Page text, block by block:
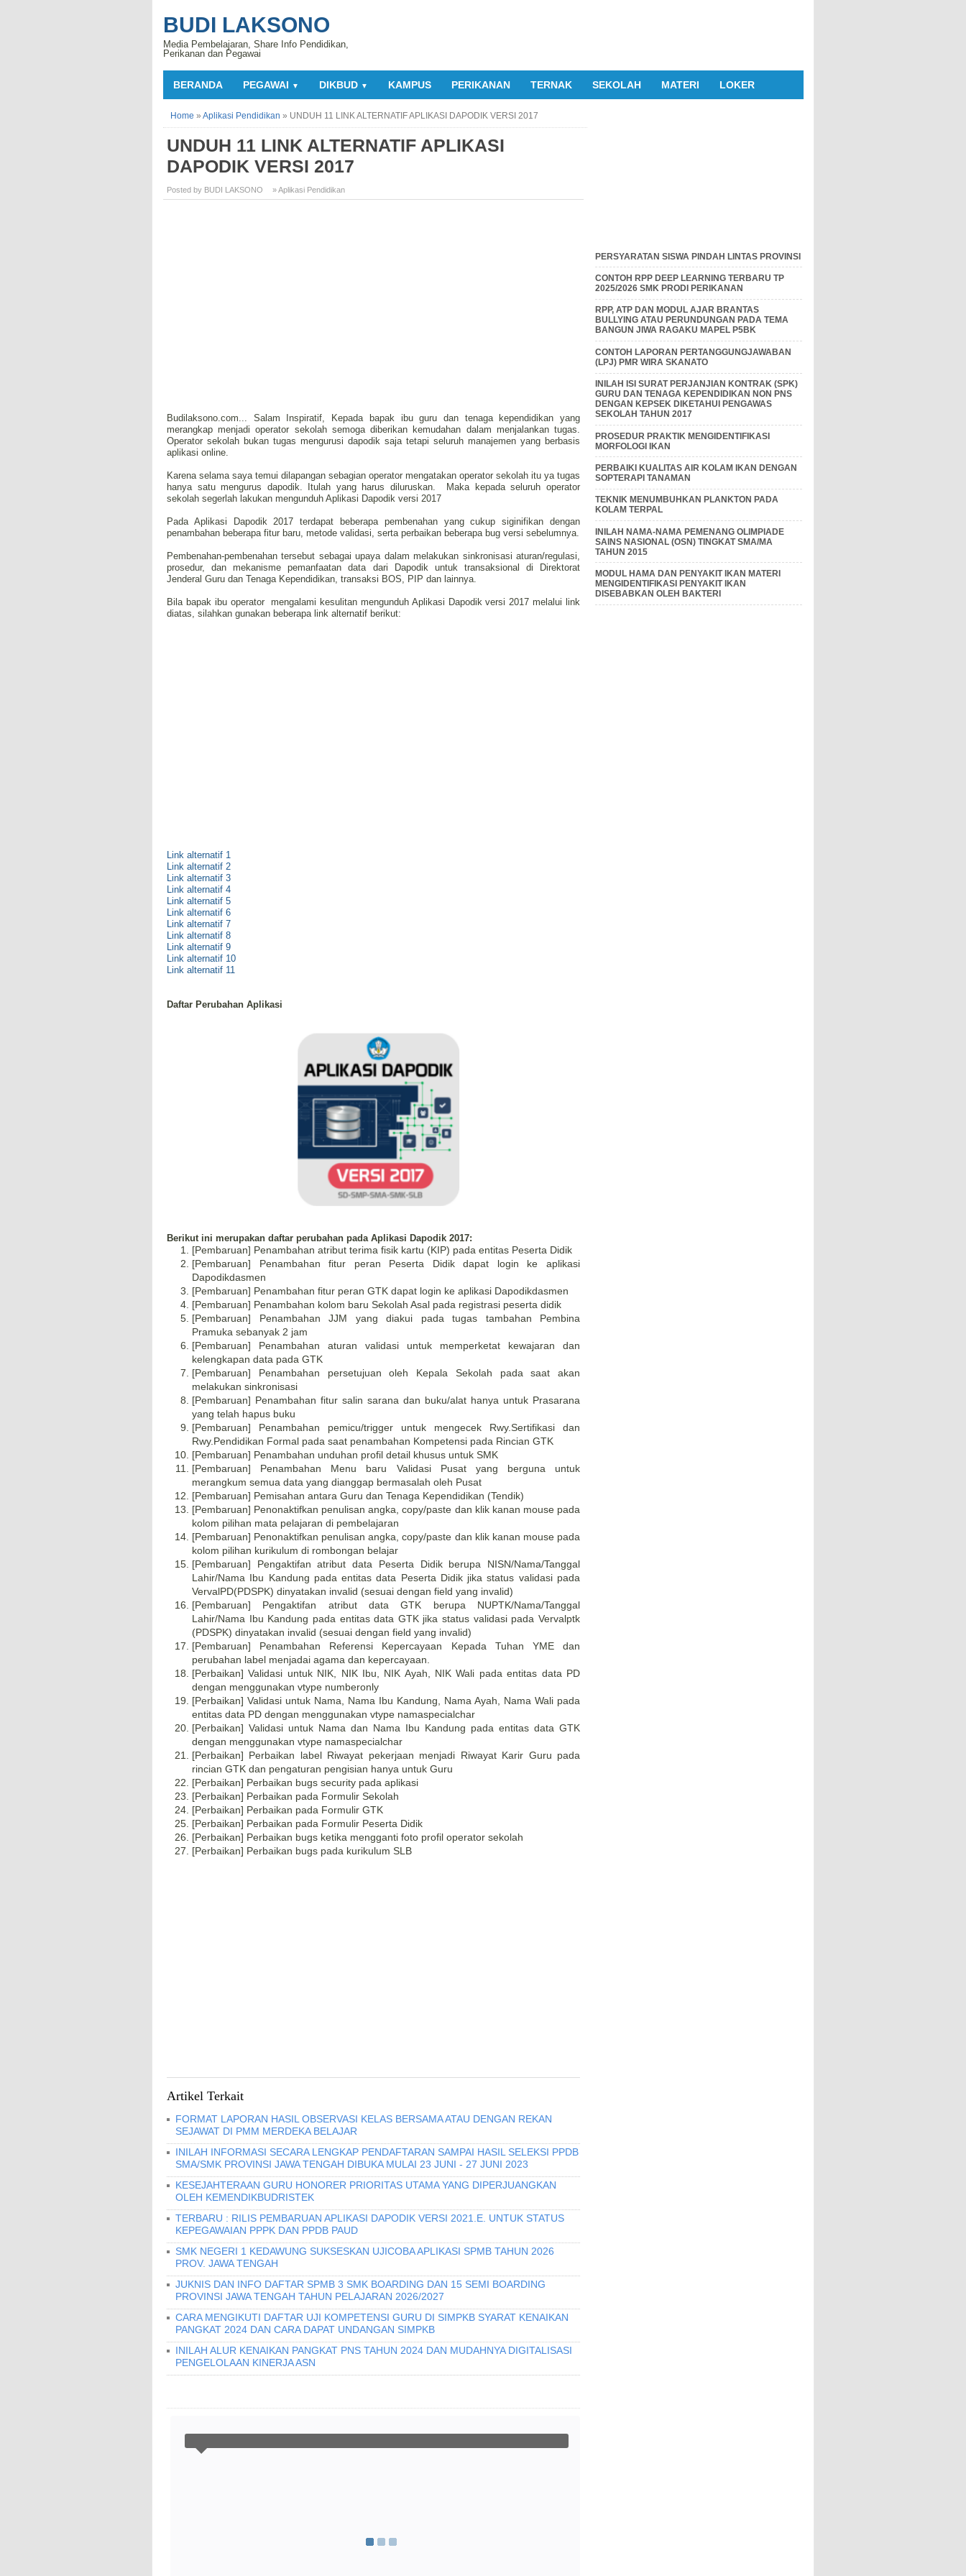
BUDI LAKSONO
Media Pembelajaran, Share Info Pendidikan,
Perikanan dan Pegawai
BERANDA PEGAWAI ▼ DIKBUD ▼ KAMPUS PERIKANAN TERNAK SEKOLAH MATERI LOKER
Home » Aplikasi Pendidikan » UNDUH 11 LINK ALTERNATIF APLIKASI DAPODIK VERSI 2017
UNDUH 11 LINK ALTERNATIF APLIKASI
DAPODIK VERSI 2017
Posted by BUDI LAKSONO » Aplikasi Pendidikan
Budilaksono.com... Salam Inspiratif, Kepada bapak ibu guru dan tenaga kependidikan yang
merangkap menjadi operator sekolah semoga diberikan kemudahan dalam menjalankan tugas.
Operator sekolah bukan tugas mengurusi dapodik saja tetapi seluruh manajemen yang berbasis
aplikasi online.
Karena selama saya temui dilapangan sebagian operator mengatakan operator sekolah itu ya tugas
hanya satu mengurus dapodik. Itulah yang harus diluruskan. Maka kepada seluruh operator
sekolah segerlah lakukan mengunduh Aplikasi Dapodik versi 2017
Pada Aplikasi Dapodik 2017 terdapat beberapa pembenahan yang cukup siginifikan dengan
penambahan beberapa fitur baru, metode validasi, serta perbaikan beberapa bug versi sebelumnya.
Pembenahan-pembenahan tersebut sebagai upaya dalam melakukan sinkronisasi aturan/regulasi,
prosedur, dan mekanisme pemanfaatan data dari Dapodik untuk transaksional di Direktorat
Jenderal Guru dan Tenaga Kependidikan, transaksi BOS, PIP dan lainnya.
Bila bapak ibu operator mengalami kesulitan mengunduh Aplikasi Dapodik versi 2017 melalui link
diatas, silahkan gunakan beberapa link alternatif berikut:
Link alternatif 1
Link alternatif 2
Link alternatif 3
Link alternatif 4
Link alternatif 5
Link alternatif 6
Link alternatif 7
Link alternatif 8
Link alternatif 9
Link alternatif 10
Link alternatif 11
Daftar Perubahan Aplikasi
Berikut ini merupakan daftar perubahan pada Aplikasi Dapodik 2017:
[Pembaruan] Penambahan atribut terima fisik kartu (KIP) pada entitas Peserta Didik
[Pembaruan] Penambahan fitur peran Peserta Didik dapat login ke aplikasi
Dapodikdasmen
[Pembaruan] Penambahan fitur peran GTK dapat login ke aplikasi Dapodikdasmen
[Pembaruan] Penambahan kolom baru Sekolah Asal pada registrasi peserta didik
[Pembaruan] Penambahan JJM yang diakui pada tugas tambahan Pembina
Pramuka sebanyak 2 jam
[Pembaruan] Penambahan aturan validasi untuk memperketat kewajaran dan
kelengkapan data pada GTK
[Pembaruan] Penambahan persetujuan oleh Kepala Sekolah pada saat akan
melakukan sinkronisasi
[Pembaruan] Penambahan fitur salin sarana dan buku/alat hanya untuk Prasarana
yang telah hapus buku
[Pembaruan] Penambahan pemicu/trigger untuk mengecek Rwy.Sertifikasi dan
Rwy.Pendidikan Formal pada saat penambahan Kompetensi pada Rincian GTK
[Pembaruan] Penambahan unduhan profil detail khusus untuk SMK
[Pembaruan] Penambahan Menu baru Validasi Pusat yang berguna untuk
merangkum semua data yang dianggap bermasalah oleh Pusat
[Pembaruan] Pemisahan antara Guru dan Tenaga Kependidikan (Tendik)
[Pembaruan] Penonaktifkan penulisan angka, copy/paste dan klik kanan mouse pada
kolom pilihan mata pelajaran di pembelajaran
[Pembaruan] Penonaktifkan penulisan angka, copy/paste dan klik kanan mouse pada
kolom pilihan kurikulum di rombongan belajar
[Pembaruan] Pengaktifan atribut data Peserta Didik berupa NISN/Nama/Tanggal
Lahir/Nama Ibu Kandung pada entitas data Peserta Didik jika status validasi pada
VervalPD(PDSPK) dinyatakan invalid (sesuai dengan field yang invalid)
[Pembaruan] Pengaktifan atribut data GTK berupa NUPTK/Nama/Tanggal
Lahir/Nama Ibu Kandung pada entitas data GTK jika status validasi pada Vervalptk
(PDSPK) dinyatakan invalid (sesuai dengan field yang invalid)
[Pembaruan] Penambahan Referensi Kepercayaan Kepada Tuhan YME dan
perubahan label menjadai agama dan kepercayaan.
[Perbaikan] Validasi untuk NIK, NIK Ibu, NIK Ayah, NIK Wali pada entitas data PD
dengan menggunakan vtype numberonly
[Perbaikan] Validasi untuk Nama, Nama Ibu Kandung, Nama Ayah, Nama Wali pada
entitas data PD dengan menggunakan vtype namaspecialchar
[Perbaikan] Validasi untuk Nama dan Nama Ibu Kandung pada entitas data GTK
dengan menggunakan vtype namaspecialchar
[Perbaikan] Perbaikan label Riwayat pekerjaan menjadi Riwayat Karir Guru pada
rincian GTK dan pengaturan pengisian hanya untuk Guru
[Perbaikan] Perbaikan bugs security pada aplikasi
[Perbaikan] Perbaikan pada Formulir Sekolah
[Perbaikan] Perbaikan pada Formulir GTK
[Perbaikan] Perbaikan pada Formulir Peserta Didik
[Perbaikan] Perbaikan bugs ketika mengganti foto profil operator sekolah
[Perbaikan] Perbaikan bugs pada kurikulum SLB
Artikel Terkait
FORMAT LAPORAN HASIL OBSERVASI KELAS BERSAMA ATAU DENGAN REKAN
SEJAWAT DI PMM MERDEKA BELAJAR
INILAH INFORMASI SECARA LENGKAP PENDAFTARAN SAMPAI HASIL SELEKSI PPDB
SMA/SMK PROVINSI JAWA TENGAH DIBUKA MULAI 23 JUNI - 27 JUNI 2023
KESEJAHTERAAN GURU HONORER PRIORITAS UTAMA YANG DIPERJUANGKAN
OLEH KEMENDIKBUDRISTEK
TERBARU : RILIS PEMBARUAN APLIKASI DAPODIK VERSI 2021.E. UNTUK STATUS
KEPEGAWAIAN PPPK DAN PPDB PAUD
SMK NEGERI 1 KEDAWUNG SUKSESKAN UJICOBA APLIKASI SPMB TAHUN 2026
PROV. JAWA TENGAH
JUKNIS DAN INFO DAFTAR SPMB 3 SMK BOARDING DAN 15 SEMI BOARDING
PROVINSI JAWA TENGAH TAHUN PELAJARAN 2026/2027
CARA MENGIKUTI DAFTAR UJI KOMPETENSI GURU DI SIMPKB SYARAT KENAIKAN
PANGKAT 2024 DAN CARA DAPAT UNDANGAN SIMPKB
INILAH ALUR KENAIKAN PANGKAT PNS TAHUN 2024 DAN MUDAHNYA DIGITALISASI
PENGELOLAAN KINERJA ASN
PERSYARATAN SISWA PINDAH LINTAS PROVINSI
CONTOH RPP DEEP LEARNING TERBARU TP
2025/2026 SMK PRODI PERIKANAN
RPP, ATP DAN MODUL AJAR BRANTAS
BULLYING ATAU PERUNDUNGAN PADA TEMA
BANGUN JIWA RAGAKU MAPEL P5BK
CONTOH LAPORAN PERTANGGUNGJAWABAN
(LPJ) PMR WIRA SKANATO
INILAH ISI SURAT PERJANJIAN KONTRAK (SPK)
GURU DAN TENAGA KEPENDIDIKAN NON PNS
DENGAN KEPSEK DIKETAHUI PENGAWAS
SEKOLAH TAHUN 2017
PROSEDUR PRAKTIK MENGIDENTIFIKASI
MORFOLOGI IKAN
PERBAIKI KUALITAS AIR KOLAM IKAN DENGAN
SOPTERAPI TANAMAN
TEKNIK MENUMBUHKAN PLANKTON PADA
KOLAM TERPAL
INILAH NAMA-NAMA PEMENANG OLIMPIADE
SAINS NASIONAL (OSN) TINGKAT SMA/MA
TAHUN 2015
MODUL HAMA DAN PENYAKIT IKAN MATERI
MENGIDENTIFIKASI PENYAKIT IKAN
DISEBABKAN OLEH BAKTERI